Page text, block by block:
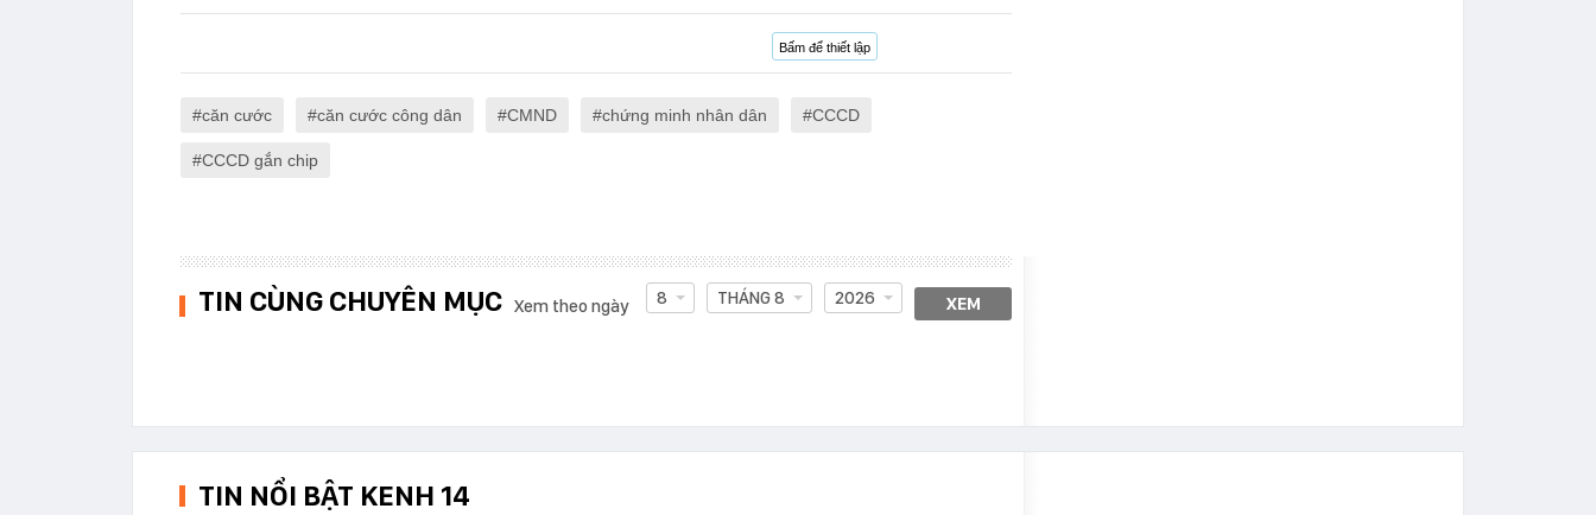
Bấm để thiết lập
căn cước căn cước công dân CMND chứng minh nhân dân CCCD
CCCD gắn chip
TIN CÙNG CHUYÊN MỤC Xem theo ngày 8 THÁNG 8 2026 XEM
TIN NỔI BẬT KENH 14